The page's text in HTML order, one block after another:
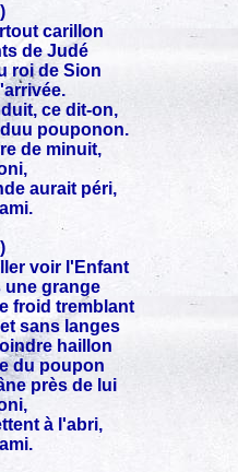
carillon
de Judé
roi de Sion
ce dit-on,
duu pouponon.
de minuit,
aurait péri,
voir l'Enfant
une grange
froid tremblant
sans langes
haillon
du poupon
près de lui
à l'abri,